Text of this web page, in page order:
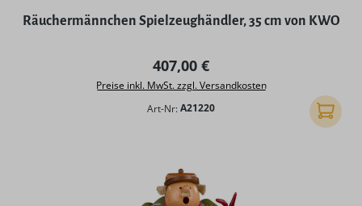
Räuchermännchen Spielzeughändler, 35 cm von KWO
Regulärer Preis:
407,00 €
Preise inkl. MwSt. zzgl. Versandkosten
Art-Nr:A21220 In den